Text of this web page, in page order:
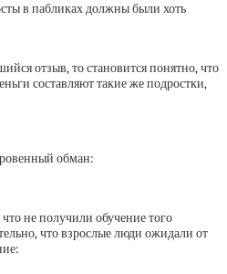
в пабликах должны были хоть
отзыв, то становится понятно, что
составляют такие же подростки,
обман:
не получили обучение того
что взрослые люди ожидали от